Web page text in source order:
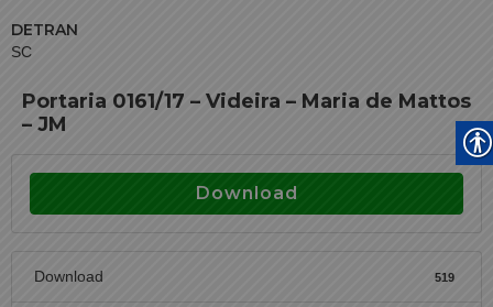
DETRAN
SC
Portaria 0161/17 – Videira – Maria de Mattos
– JM
Download
Download 519